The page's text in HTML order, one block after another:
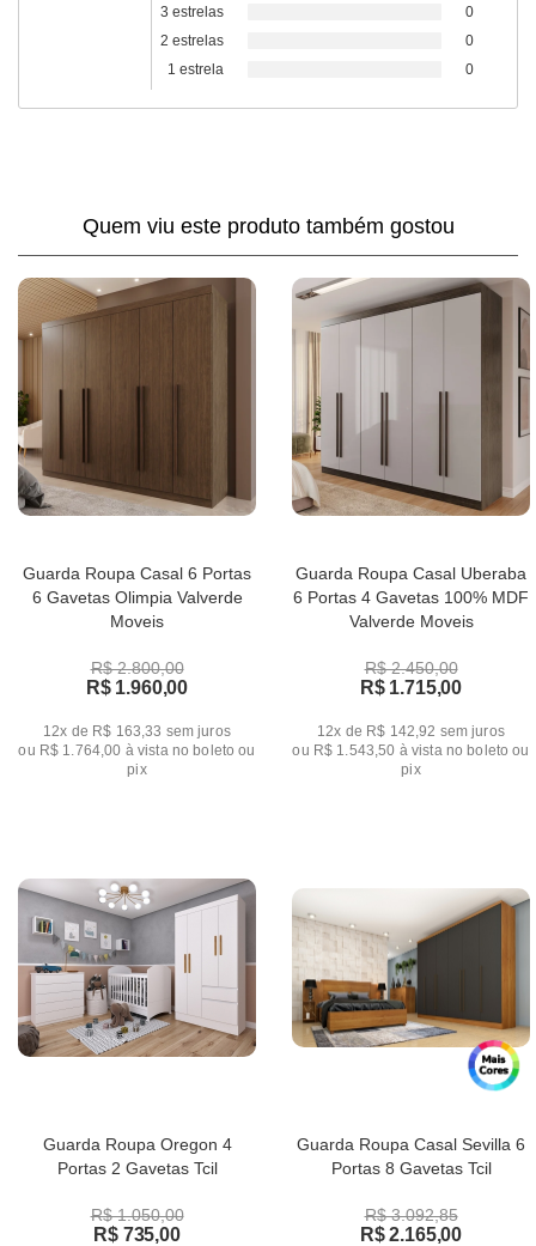
3 estrelas
0
2 estrelas
0
1 estrela
0
Quem viu este produto também gostou
Guarda Roupa Casal 6 Portas
6 Gavetas Olimpia Valverde
Moveis
R$ 2.800,00
R$ 1.960,00
12x de R$ 163,33 sem juros
ou R$ 1.764,00 à vista no boleto ou
pix
Guarda Roupa Casal Uberaba
6 Portas 4 Gavetas 100% MDF
Valverde Moveis
R$ 2.450,00
R$ 1.715,00
12x de R$ 142,92 sem juros
ou R$ 1.543,50 à vista no boleto ou
pix
Guarda Roupa Oregon 4
Portas 2 Gavetas Tcil
R$ 1.050,00
R$ 735,00
Guarda Roupa Casal Sevilla 6
Portas 8 Gavetas Tcil
R$ 3.092,85
R$ 2.165,00